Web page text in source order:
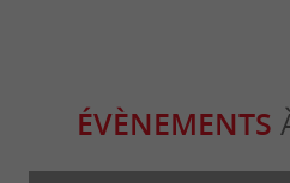
ÉVÈNEMENTS